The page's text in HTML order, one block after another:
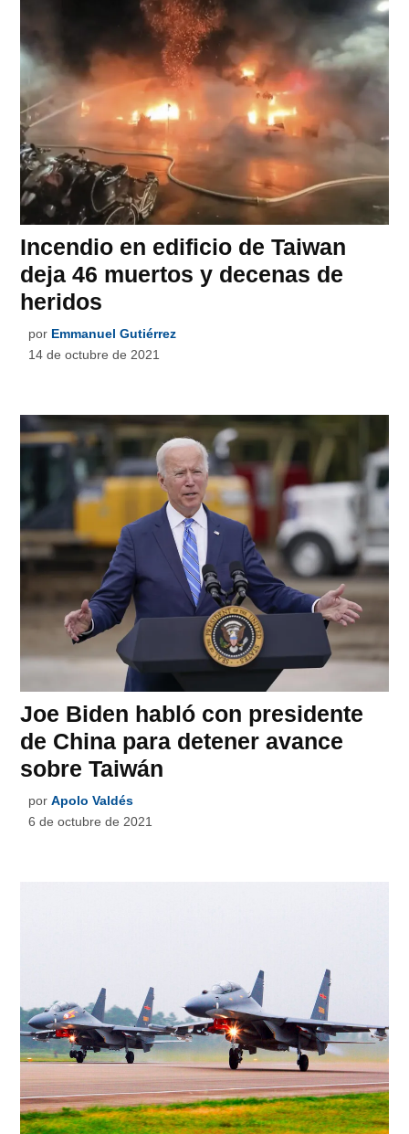
Incendio en edificio de Taiwan
deja 46 muertos y decenas de
heridos
por Emmanuel Gutiérrez
14 de octubre de 2021
Joe Biden habló con presidente
de China para detener avance
sobre Taiwán
por Apolo Valdés
6 de octubre de 2021